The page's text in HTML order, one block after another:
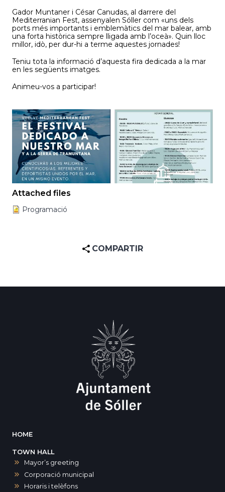
Gador Muntaner i César Canudas, al darrere del
Mediterranian Fest, assenyalen Sóller com «uns dels
ports més importants i emblemàtics del mar balear, amb
una forta històrica sempre lligada amb l’oceà». Quin lloc
millor, idò, per dur-hi a terme aquestes jornades!
Teniu tota la informació d’aquesta fira dedicada a la mar
en les següents imatges.
Animeu-vos a participar!
Attached files
Programació
COMPARTIR
HOME
TOWN HALL
Mayor’s greeting
Corporació municipal
Horaris i telèfons